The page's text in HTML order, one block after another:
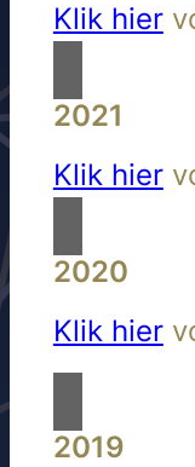
Klik hier
2021
Klik hier
2020
Klik hier
2019